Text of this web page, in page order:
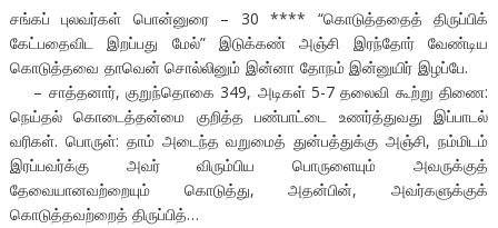
சங்கப் புலவர்கள் பொன்னுரை – 30 **** “கொடுத்ததைத் திருப்பிக்
கேட்பதைவிட இறப்பது மேல்” இடுக்கண் அஞ்சி இரந்தோர் வேண்டிய
கொடுத்தவை தாவென் சொல்லினும் இன்னா தோநம் இன்னுயிர் இழப்பே.
– சாத்தனார், குறுந்தொகை 349, அடிகள் 5-7 தலைவி கூற்று திணை:
நெய்தல் கொடைத்தன்மை குறித்த பண்பாட்டை உணர்த்துவது இப்பாடல்
வரிகள். பொருள்: தாம் அடைந்த வறுமைத் துன்பத்துக்கு அஞ்சி, நம்மிடம்
இரப்பவர்க்கு அவர் விரும்பிய பொருளையும் அவருக்குத்
தேவையானவற்றையும் கொடுத்து, அதன்பின், அவர்களுக்குக்
கொடுத்தவற்றைத் திருப்பித்…